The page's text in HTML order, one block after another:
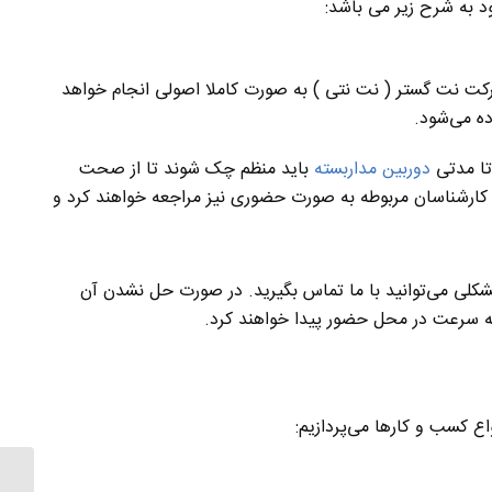
به شرح زیر می باشد:
نت گستر ( نت نتی ) به صورت کاملا اصولی انجام خواهد
می‌شود.
مدتی دوربین مداربسته باید منظم چک شوند تا از صحت
مربوطه به صورت حضوری نیز مراجعه خواهند کرد و
می‌توانید با ما تماس بگیرید. در صورت حل نشدن آن
سرعت در محل حضور پیدا خواهند کرد.
کسب و کارها می‌پردازیم: